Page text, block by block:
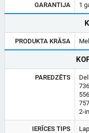
GARANTIJA 1
PRODUKTA KRĀSA
PAREDZĒTS
2-
IERĪCES TIPS